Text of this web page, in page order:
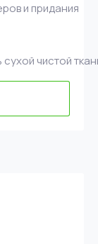
и придания
сухой чистой